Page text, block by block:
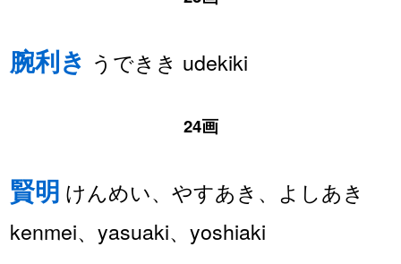
腕利き うできき udekiki
24画
賢明 けんめい、やすあき、よしあき
kenmei、yasuaki、yoshiaki